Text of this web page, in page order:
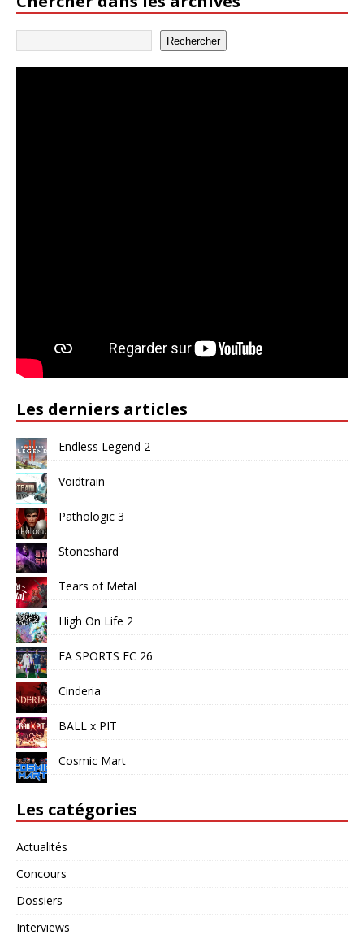
Rechercher
Les derniers articles
Endless Legend 2
Voidtrain
Pathologic 3
Stoneshard
Tears of Metal
High On Life 2
EA SPORTS FC 26
Cinderia
BALL x PIT
Cosmic Mart
Les catégories
Actualités
Concours
Dossiers
Interviews